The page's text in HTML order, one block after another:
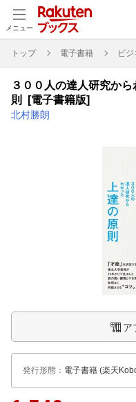
メニュー
トップ 電子書籍 ビ
３００人の達人研究か
則 [電子書籍版]
北村勝朗
ア
発行形態 ： 電子書籍 (楽天